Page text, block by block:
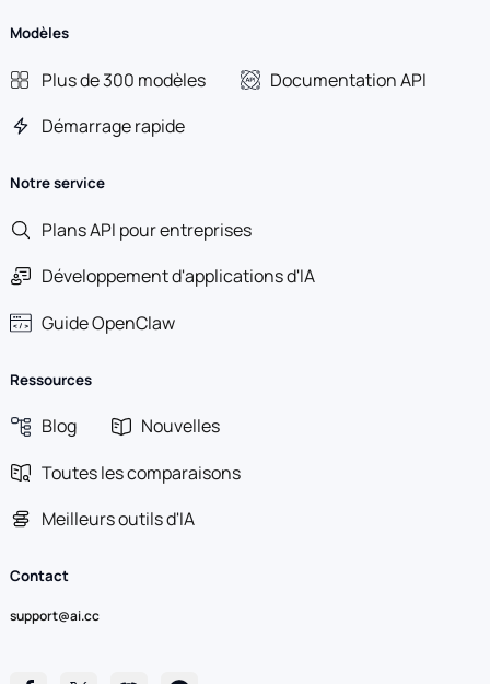
Modèles
Plus de 300 modèles
Documentation API
Démarrage rapide
Notre service
Plans API pour entreprises
Développement d'applications d'IA
Guide OpenClaw
Ressources
Blog
Nouvelles
Toutes les comparaisons
Meilleurs outils d'IA
Contact
support@ai.cc